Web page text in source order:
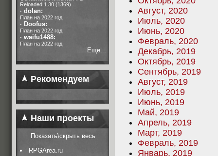
Reloaded 1.30 (1369)
· dolan:
План на 2022 год
· Doofus:
План на 2022 год
· waifu1488:
План на 2022 год
Еще...
Рекомендуем
Наши проекты
Показать\скрыть весь
RPGArea.ru
Август, 2020
Июль, 2020
Июнь, 2020
Февраль, 2020
Декабрь, 2019
Октябрь, 2019
Сентябрь, 2019
Август, 2019
Июль, 2019
Июнь, 2019
Май, 2019
Апрель, 2019
Март, 2019
Февраль, 2019
Январь, 2019